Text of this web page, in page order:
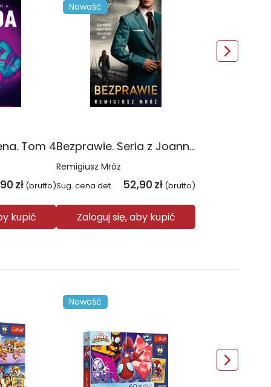
Tom 4
zł (brutto)
kupić
Nowość
Bezprawie. Seria z Joanną Chyłką. Tom 20
Remigiusz Mróz
Sug. cena det. 52,90 zł (brutto)
Zaloguj się, aby kupić
Nowość